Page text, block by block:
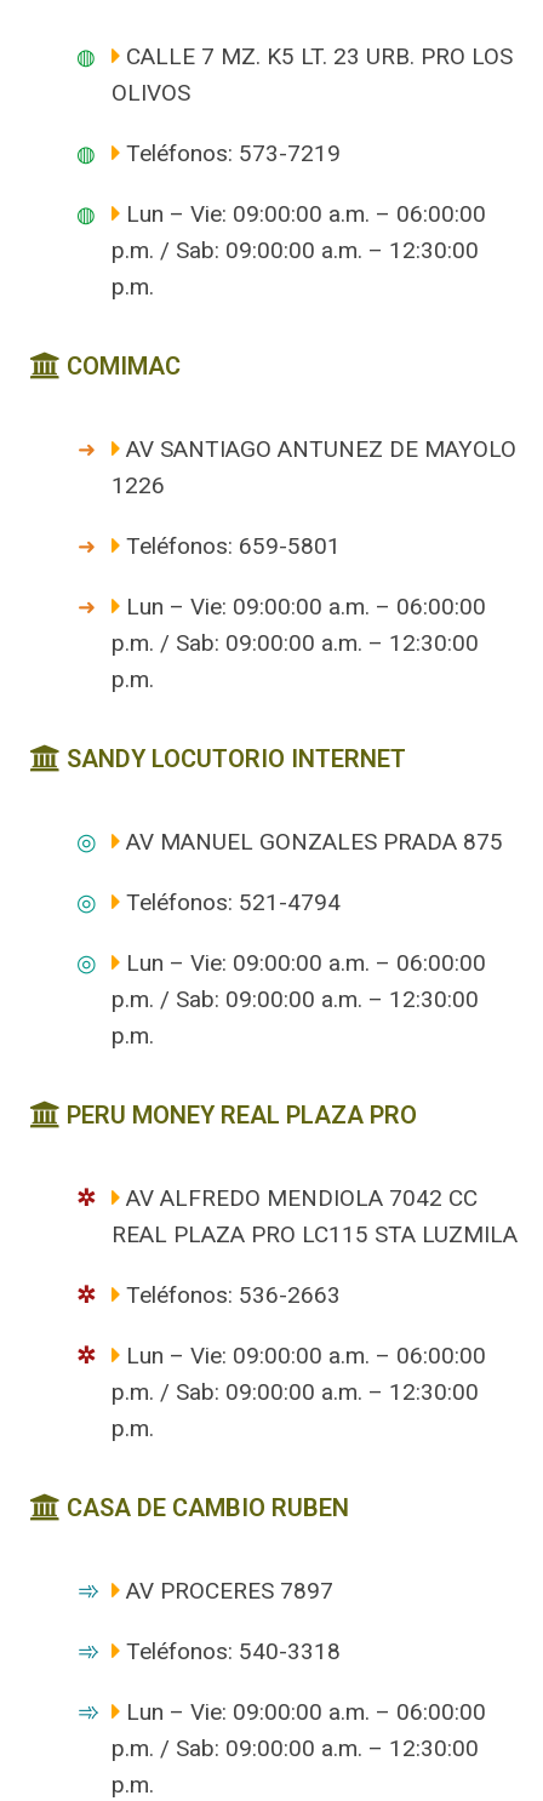
CALLE 7 MZ. K5 LT. 23 URB. PRO LOS
OLIVOS
Teléfonos: 573-7219
Lun – Vie: 09:00:00 a.m. – 06:00:00
p.m. / Sab: 09:00:00 a.m. – 12:30:00
p.m.
COMIMAC
AV SANTIAGO ANTUNEZ DE MAYOLO
1226
Teléfonos: 659-5801
Lun – Vie: 09:00:00 a.m. – 06:00:00
p.m. / Sab: 09:00:00 a.m. – 12:30:00
p.m.
SANDY LOCUTORIO INTERNET
AV MANUEL GONZALES PRADA 875
Teléfonos: 521-4794
Lun – Vie: 09:00:00 a.m. – 06:00:00
p.m. / Sab: 09:00:00 a.m. – 12:30:00
p.m.
PERU MONEY REAL PLAZA PRO
AV ALFREDO MENDIOLA 7042 CC
REAL PLAZA PRO LC115 STA LUZMILA
Teléfonos: 536-2663
Lun – Vie: 09:00:00 a.m. – 06:00:00
p.m. / Sab: 09:00:00 a.m. – 12:30:00
p.m.
CASA DE CAMBIO RUBEN
AV PROCERES 7897
Teléfonos: 540-3318
Lun – Vie: 09:00:00 a.m. – 06:00:00
p.m. / Sab: 09:00:00 a.m. – 12:30:00
p.m.